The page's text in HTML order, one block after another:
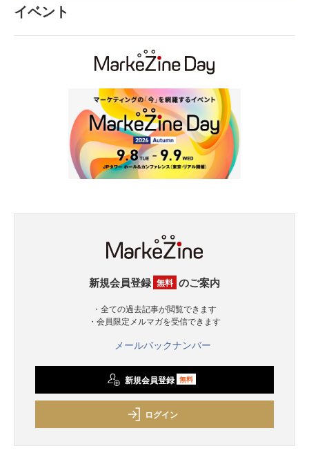
イベント
新規会員登録 無料 のご案内
・全ての過去記事が閲覧できます
・会員限定メルマガを受信できます
メールバックナンバー
新規会員登録 無料
ログイン